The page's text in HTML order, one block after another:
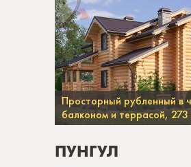
Просторный рубленный в
балконом и террасой, 273
ПУНГУЛ